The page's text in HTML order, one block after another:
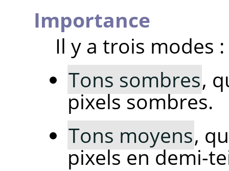
Importance
Il y a trois modes :
Tons sombres,
pixels sombres.
Tons moyens,
pixels en demi-